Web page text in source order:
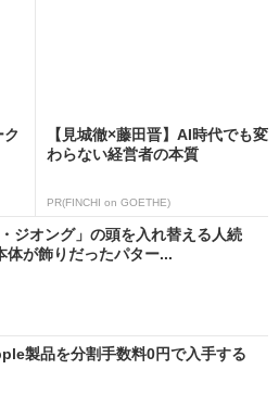
【見城徹×藤田晋】AI時代でも変
わらない経営者の本質
PR(FINCHI on GOETHE)
ジオング」の頭を入れ替える人続
が飾りだったパター...
製品を分割手数料0円で入手する